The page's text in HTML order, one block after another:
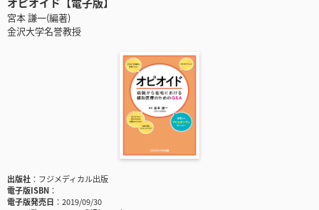
宮本 謙一(編著)
金沢大学名誉教授
出版社
フジメディカル出版
電子版ISBN
電子版発売日
2019/09/30